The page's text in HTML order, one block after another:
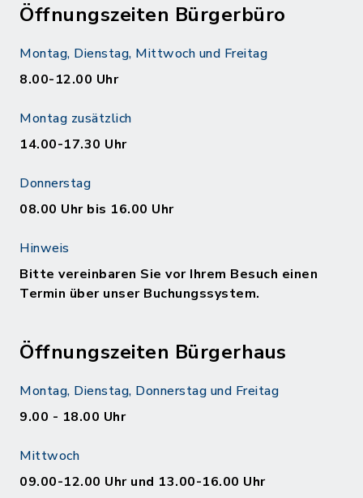
Öffnungszeiten Bürgerbüro
Montag, Dienstag, Mittwoch und Freitag
8.00-12.00 Uhr
Montag zusätzlich
14.00-17.30 Uhr
Donnerstag
08.00 Uhr bis 16.00 Uhr
Hinweis
Bitte vereinbaren Sie vor Ihrem Besuch einen
Termin über unser Buchungssystem.
Öffnungszeiten Bürgerhaus
Montag, Dienstag, Donnerstag und Freitag
9.00 - 18.00 Uhr
Mittwoch
09.00-12.00 Uhr und 13.00-16.00 Uhr